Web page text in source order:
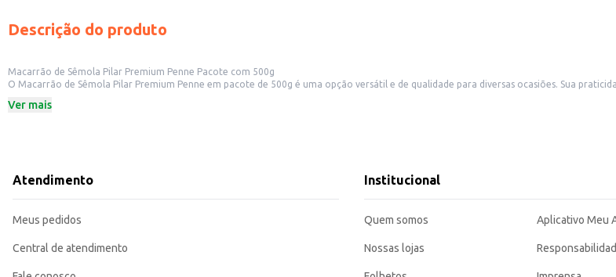
Descrição do produto
Macarrão de Sêmola Pilar Premium Penne Pacote com 500g
O Macarrão de Sêmola Pilar Premium Penne em pacote de 500g é uma opção versátil e de qualidade para diversas ocasiões. Sua praticidade e o formato Penne, clássico e apreciado, o tornam ideal para restaurantes, lanchonetes,
Dicas de uso:
O Macarrão de Sêmola Pilar Premium Penne proporciona praticidade e sabor em suas preparações, sendo uma escolha eficiente para uso doméstico e em
resultado final satisfatório.
Departamento: Mercearia
Conteúdo: 500g
Ver mais
Atendimento
Meus pedidos
Central de atendimento
Institucional
Quem somos
Nossas lojas
Aplicativo Meu